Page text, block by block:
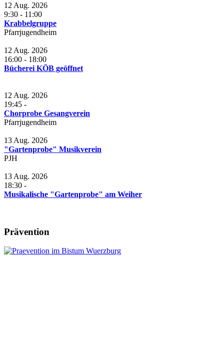
12 Aug. 2026
9:30 - 11:00
Krabbelgruppe
Pfarrjugendheim
12 Aug. 2026
16:00 - 18:00
Bücherei KÖB geöffnet
12 Aug. 2026
19:45 -
Chorprobe Gesangverein
Pfarrjugendheim
13 Aug. 2026
"Gartenprobe" Musikverein
PJH
13 Aug. 2026
18:30 -
Musikalische "Gartenprobe" am Weiher
Prävention